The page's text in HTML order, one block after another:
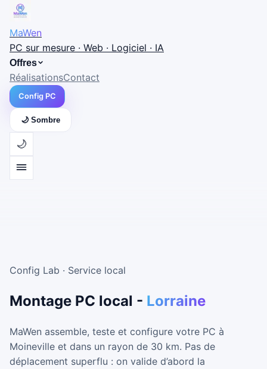
MaWen
PC sur mesure · Web · Logiciel · IA
Offres
RéalisationsContact
Config PC
🌙 Sombre
🌙
Config Lab · Service local
Montage PC local - Lorraine
MaWen assemble, teste et configure votre PC à
Moineville et dans un rayon de 30 km. Pas de
déplacement superflu : on valide d’abord la